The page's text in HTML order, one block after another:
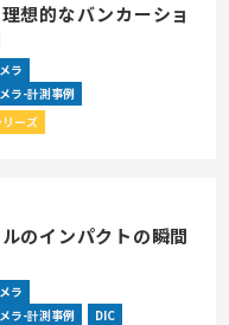
理想的なバンカーショ
ラ
ラ-計測事例
リーズ
のインパクトの瞬間
ラ
ラ-計測事例
DIC